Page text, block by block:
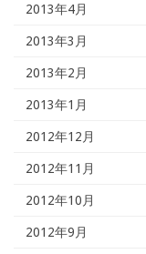
2013年4月
2013年3月
2013年2月
2013年1月
2012年12月
2012年11月
2012年10月
2012年9月